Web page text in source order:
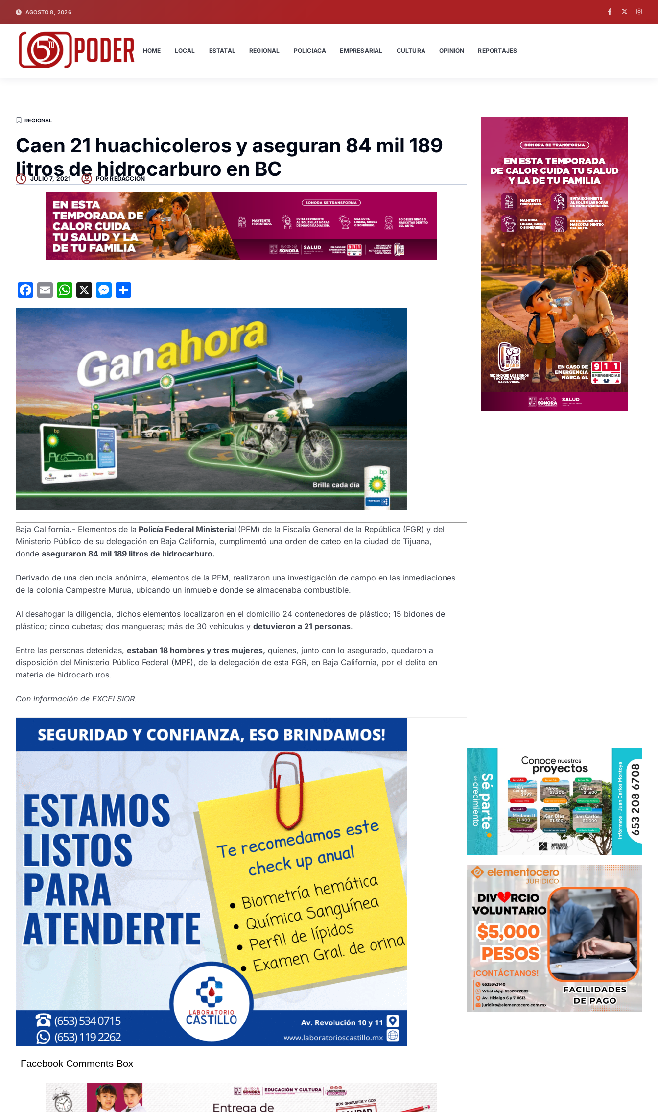
AGOSTO 8, 2026
HOME LOCAL ESTATAL REGIONAL POLICIACA EMPRESARIAL CULTURA OPINIÓN REPORTAJES
REGIONAL
Caen 21 huachicoleros y aseguran 84 mil 189
litros de hidrocarburo en BC
JULIO 7, 2021 POR REDACCION
Facebook
EmailWhatsApp
X Messenger
Baja California.- Elementos de la Policía Federal Ministerial (PFM) de la Fiscalía General de la República (FGR) y del
Ministerio Público de su delegación en Baja California, cumplimentó una orden de cateo en la ciudad de Tijuana,
donde aseguraron 84 mil 189 litros de hidrocarburo.
Derivado de una denuncia anónima, elementos de la PFM, realizaron una investigación de campo en las inmediaciones
de la colonia Campestre Murua, ubicando un inmueble donde se almacenaba combustible.
Al desahogar la diligencia, dichos elementos localizaron en el domicilio 24 contenedores de plástico; 15 bidones de
plástico; cinco cubetas; dos mangueras; más de 30 vehículos y detuvieron a 21 personas.
Entre las personas detenidas, estaban 18 hombres y tres mujeres, quienes, junto con lo asegurado, quedaron a
disposición del Ministerio Público Federal (MPF), de la delegación de esta FGR, en Baja California, por el delito en
materia de hidrocarburos.
Con información de EXCELSIOR.
Facebook Comments Box